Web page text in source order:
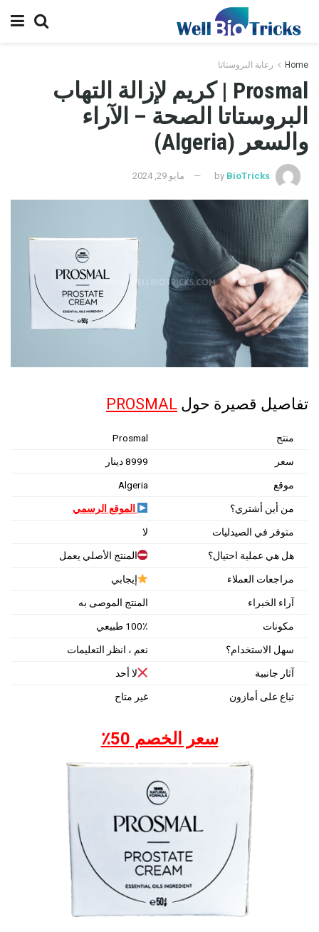
Home رعاية البروستاتا
Prosmal | كريم لإزالة التهاب
البروستاتا الصحة – الآراء
والسعر (Algeria)
by BioTricks مايو 29, 2024
تفاصيل قصيرة حول PROSMAL
منتج Prosmal
سعر 8999 دينار‎
موقع Algeria
من أين أشتري؟ الموقع الرسمي
متوفر في الصيدليات لا
هل هي عملية احتيال؟ المنتج الأصلي يعمل
مراجعات العملاء إيجابي
آراء الخبراء المنتج الموصى به
مكونات 100٪ طبيعي
سهل الاستخدام؟ نعم ، انظر التعليمات
آثار جانبية لا أحد
تباع على أمازون غير متاح
سعر الخصم 50٪